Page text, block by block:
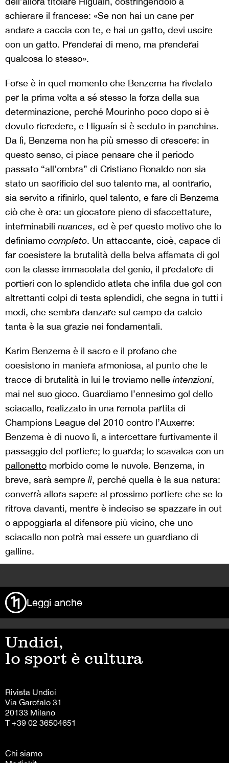
schierare il francese: «Se non hai un cane per
andare a caccia con te, e hai un gatto, devi uscire
con un gatto. Prenderai di meno, ma prenderai
qualcosa lo stesso».
Forse è in quel momento che Benzema ha rivelato
per la prima volta a sé stesso la forza della sua
determinazione, perché Mourinho poco dopo si è
dovuto ricredere, e Higuaín si è seduto in panchina.
Da lì, Benzema non ha più smesso di crescere: in
questo senso, ci piace pensare che il periodo
passato “all’ombra” di Cristiano Ronaldo non sia
stato un sacrificio del suo talento ma, al contrario,
sia servito a rifinirlo, quel talento, e fare di Benzema
ciò che è ora: un giocatore pieno di sfaccettature,
interminabili nuances, ed è per questo motivo che lo
definiamo completo. Un attaccante, cioè, capace di
far coesistere la brutalità della belva affamata di gol
con la classe immacolata del genio, il predatore di
portieri con lo splendido atleta che infila due gol con
altrettanti colpi di testa splendidi, che segna in tutti i
modi, che sembra danzare sul campo da calcio
tanta è la sua grazie nei fondamentali.
Karim Benzema è il sacro e il profano che
coesistono in maniera armoniosa, al punto che le
tracce di brutalità in lui le troviamo nelle intenzioni,
mai nel suo gioco. Guardiamo l’ennesimo gol dello
sciacallo, realizzato in una remota partita di
Champions League del 2010 contro l’Auxerre:
Benzema è di nuovo lì, a intercettare furtivamente il
passaggio del portiere; lo guarda; lo scavalca con un
pallonetto morbido come le nuvole. Benzema, in
breve, sarà sempre lì, perché quella è la sua natura:
converrà allora sapere al prossimo portiere che se lo
ritrova davanti, mentre è indeciso se spazzare in out
o appoggiarla al difensore più vicino, che uno
sciacallo non potrà mai essere un guardiano di
galline.
Leggi anche
Undici,
lo sport è cultura
Rivista Undici
Via Garofalo 31
20133 Milano
T +39 02 36504651
Chi siamo